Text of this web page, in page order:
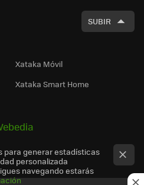
SUBIR
Xataka Móvil
Xataka Smart Home
para generar estadísticas
personalizada
navegando estarás